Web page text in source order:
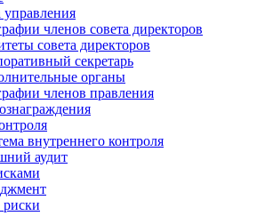
управления
членов совета директоров
совета директоров
секретарь
органы
членов правления
внутреннего контроля
аудит